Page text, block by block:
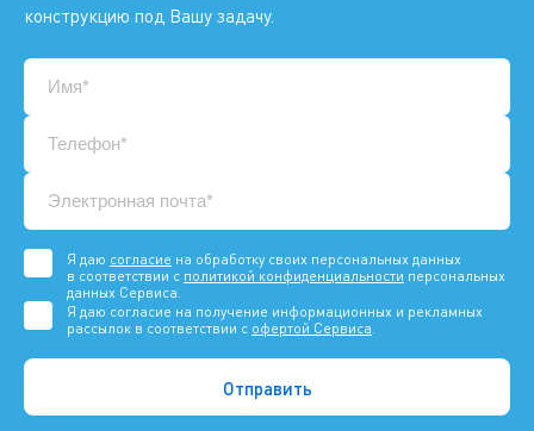
конструкцию под Вашу задачу.
Я даю согласие на обработку своих персональных данных
в соответствии с политикой конфиденциальности персональных
данных Сервиса.
Я даю согласие на получение информационных и рекламных
рассылок в соответствии с офертой Сервиса